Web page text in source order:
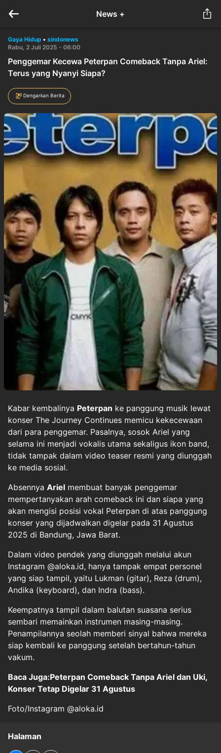
News +
Gaya Hidup • sindonews
Rabu, 2 Juli 2025 - 06:00
Penggemar Kecewa Peterpan Comeback Tanpa Ariel:
Terus yang Nyanyi Siapa?
Dengarkan Berita
Kabar kembalinya Peterpan ke panggung musik lewat
konser The Journey Continues memicu kekecewaan
dari para penggemar. Pasalnya, sosok Ariel yang
selama ini menjadi vokalis utama sekaligus ikon band,
tidak tampak dalam video teaser resmi yang diunggah
ke media sosial.
Absennya Ariel membuat banyak penggemar
mempertanyakan arah comeback ini dan siapa yang
akan mengisi posisi vokal Peterpan di atas panggung
konser yang dijadwalkan digelar pada 31 Agustus
2025 di Bandung, Jawa Barat.
Dalam video pendek yang diunggah melalui akun
Instagram @aloka.id, hanya tampak empat personel
yang siap tampil, yaitu Lukman (gitar), Reza (drum),
Andika (keyboard), dan Indra (bass).
Keempatnya tampil dalam balutan suasana serius
sembari memainkan instrumen masing-masing.
Penampilannya seolah memberi sinyal bahwa mereka
siap kembali ke panggung setelah bertahun-tahun
vakum.
Baca Juga:Peterpan Comeback Tanpa Ariel dan Uki,
Konser Tetap Digelar 31 Agustus
Foto/Instagram @aloka.id
Halaman